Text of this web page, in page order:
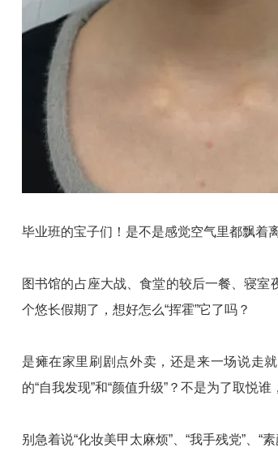
毕业班的宝子们！是不是感觉空气里都飘
图书馆的占座大战、食堂的较后一餐、寝室
个悠长假期了，想好怎么“挥霍”它了吗？
是瘫在家里刷剧点外卖，还是来一场说走
的“自我发现”和“颜值升级”？不是为了取悦
别急着说“化妆美甲太麻烦”、“我手残党”、“